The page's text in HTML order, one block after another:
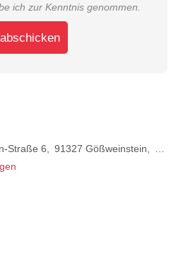
ich zur Kenntnis genommen.
Straße 6 91327 Gößweinstein